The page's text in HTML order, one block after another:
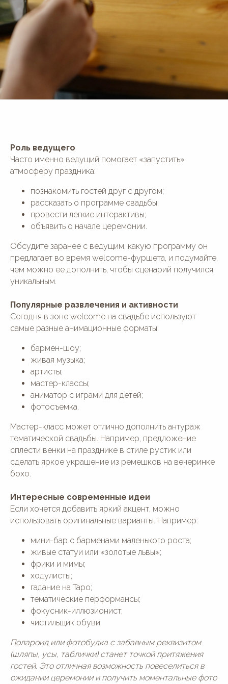
Роль ведущего
Часто именно ведущий помогает «запустить»
атмосферу праздника:
познакомить гостей друг с другом;
рассказать о программе свадьбы;
провести легкие интерактивы;
объявить о начале церемонии.
Обсудите заранее с ведущим, какую программу он
предлагает во время welcome-фуршета, и подумайте,
чем можно ее дополнить, чтобы сценарий получился
уникальным.
Популярные развлечения и активности
Сегодня в зоне welcome на свадьбе используют
самые разные анимационные форматы:
бармен-шоу;
живая музыка;
артисты;
мастер-классы;
аниматор с играми для детей;
фотосъемка.
Мастер-класс может отлично дополнить антураж
тематической свадьбы. Например, предложение
сплести венки на празднике в стиле рустик или
сделать яркое украшение из ремешков на вечеринке
бохо.
Интересные современные идеи
Если хочется добавить яркий акцент, можно
использовать оригинальные варианты. Например:
мини-бар с барменами маленького роста;
живые статуи или «золотые львы»;
фрики и мимы;
ходулисты;
гадание на Таро;
тематические перформансы;
фокусник-иллюзионист;
чистильщик обуви.
Полароид или фотобудка с забавным реквизитом
(шляпы, усы, таблички) станет точкой притяжения
гостей. Это отличная возможность повеселиться в
ожидании церемонии и получить моментальные фото